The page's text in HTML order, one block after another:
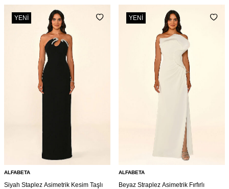
YENI
ALFABETA
Siyah Staplez Asimetrik Kesim Taşlı
YENI
ALFABETA
Beyaz Straplez Asimetrik Fırfırlı